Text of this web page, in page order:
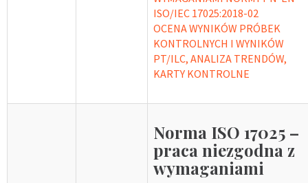
ISO/IEC 17025:2018-02
OCENA WYNIKÓW PRÓBEK
KONTROLNYCH I WYNIKÓW
PT/ILC, ANALIZA TRENDÓW,
KARTY KONTROLNE
Norma ISO 17025 –
praca niezgodna z
wymaganiami